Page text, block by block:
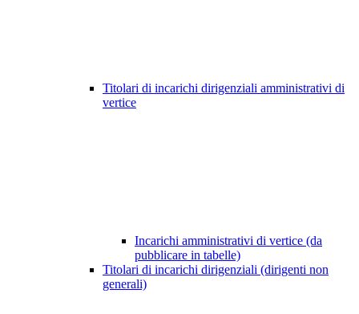
Titolari di incarichi dirigenziali amministrativi di
vertice
Incarichi amministrativi di vertice (da
pubblicare in tabelle)
Titolari di incarichi dirigenziali (dirigenti non
generali)